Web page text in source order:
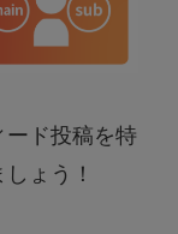
ード投稿を特
ょう！